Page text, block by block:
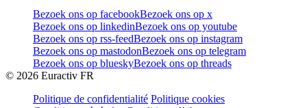
Bezoek ons op facebookBezoek ons op x
Bezoek ons op linkedinBezoek ons op youtube
Bezoek ons op rss-feedBezoek ons op instagram
Bezoek ons op mastodonBezoek ons op telegram
Bezoek ons op blueskyBezoek ons op threads
© 2026 Euractiv FR
Politique de confidentialité Politique cookies